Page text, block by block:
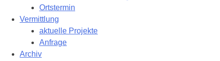
Ortstermin
Vermittlung
aktuelle Projekte
Anfrage
Archiv